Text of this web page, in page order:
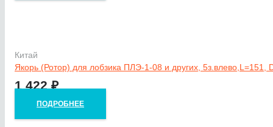
Китай
Якорь (Ротор) для лобзика ПЛЭ-1-08 и других, 5з.влево,L=151,
1 422₽
ПОДРОБНЕЕ